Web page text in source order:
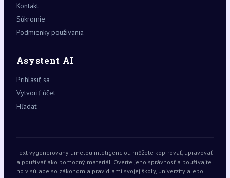
Kontakt
Súkromie
Podmienky používania
Asystent AI
Prihlásiť sa
Vytvoriť účet
Hľadať
Text vygenerovaný umelou inteligenciou môžete kopírovať, upravovať
a používať ako pomocný materiál. Overte jeho správnosť a používajte
ho v súlade so zákonom a pravidlami svojej školy, univerzity alebo